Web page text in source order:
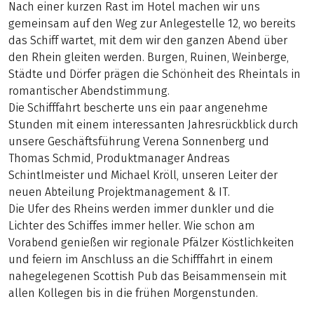
Nach einer kurzen Rast im Hotel machen wir uns
gemeinsam auf den Weg zur Anlegestelle 12, wo bereits
das Schiff wartet, mit dem wir den ganzen Abend über
den Rhein gleiten werden. Burgen, Ruinen, Weinberge,
Städte und Dörfer prägen die Schönheit des Rheintals in
romantischer Abendstimmung.
Die Schifffahrt bescherte uns ein paar angenehme
Stunden mit einem interessanten Jahresrückblick durch
unsere Geschäftsführung Verena Sonnenberg und
Thomas Schmid, Produktmanager Andreas
Schintlmeister und Michael Kröll, unseren Leiter der
neuen Abteilung Projektmanagement & IT.
Die Ufer des Rheins werden immer dunkler und die
Lichter des Schiffes immer heller. Wie schon am
Vorabend genießen wir regionale Pfälzer Köstlichkeiten
und feiern im Anschluss an die Schifffahrt in einem
nahegelegenen Scottish Pub das Beisammensein mit
allen Kollegen bis in die frühen Morgenstunden.